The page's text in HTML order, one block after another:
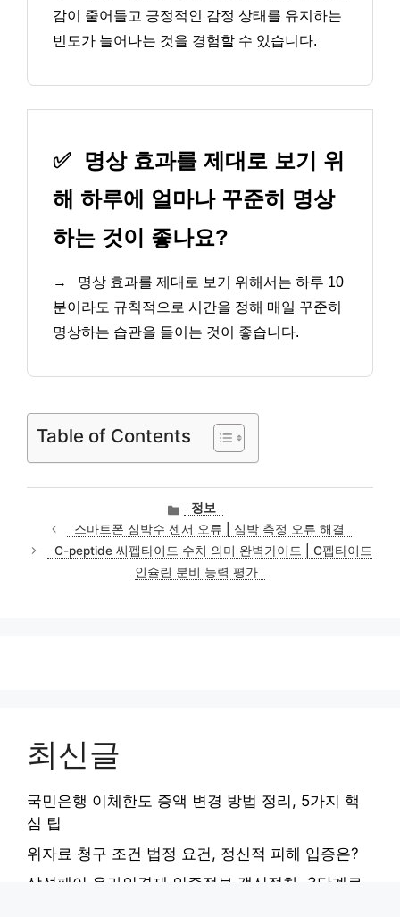
감이 줄어들고 긍정적인 감정 상태를 유지하는
빈도가 늘어나는 것을 경험할 수 있습니다.
✅
명상 효과를 제대로 보기 위
해 하루에 얼마나 꾸준히 명상
하는 것이 좋나요?
→
명상 효과를 제대로 보기 위해서는 하루 10
분이라도 규칙적으로 시간을 정해 매일 꾸준히
명상하는 습관을 들이는 것이 좋습니다.
Table of Contents
카
테
고
리
정보
스마트폰 심박수 센서 오류 | 심박 측정 오류 해결
C-peptide 씨펩타이드 수치 의미 완벽가이드 | C펩타이드
인슐린 분비 능력 평가
최신글
국민은행 이체한도 증액 변경 방법 정리, 5가지 핵
심 팁
위자료 청구 조건 법정 요건, 정신적 피해 입증은?
삼성페이 온라인결제 인증정보 갱신절차, 3단계로